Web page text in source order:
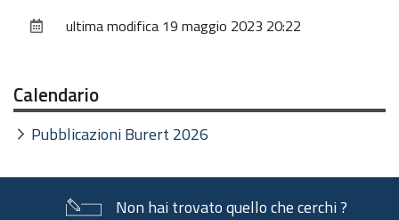
documentoultima modifica 19 maggio 2023 20:22
Calendario
Pubblicazioni Burert 2026
Non hai trovato quello che cerchi ?